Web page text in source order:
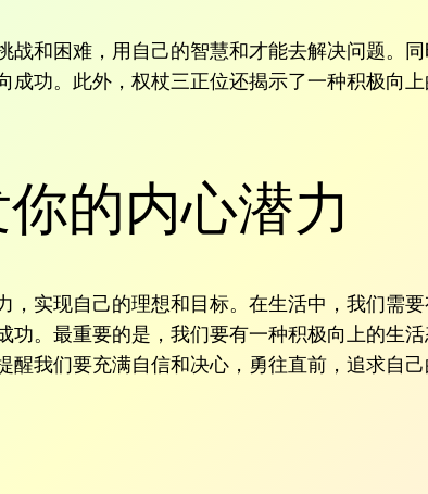
和困难，用自己的智慧和才能去解决问题。
功。此外，权杖三正位还揭示了一种积极向
的内心潜力
实现自己的理想和目标。在生活中，我们需
。最重要的是，我们要有一种积极向上的生
我们要充满自信和决心，勇往直前，追求自己